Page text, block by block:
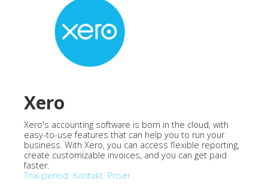
Xero
Xero's accounting software is born in the cloud, with
easy-to-use features that can help you to run your
business. With Xero, you can access flexible reporting,
create customizable invoices, and you can get paid
faster.
Trial period Kontakt Priser